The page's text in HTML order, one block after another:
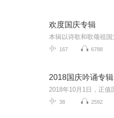
欢度国庆专辑
167 6788
2018国庆吟诵专辑
38 2592